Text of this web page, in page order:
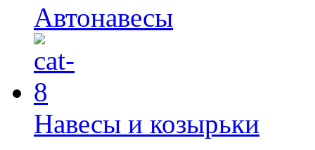
Автонавесы
Навесы и козырьки